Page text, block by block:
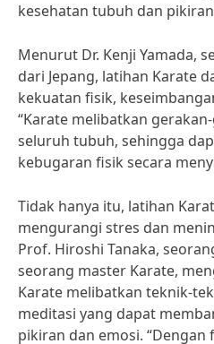
kesehatan tubuh dan
Menurut Dr. Kenji Yamada,
dari Jepang, latihan Karate
kekuatan fisik,
“Karate melibatkan
seluruh tubuh, sehingga
kebugaran fisik secara
Tidak hanya itu, latihan
mengurangi stres dan
Prof. Hiroshi Tanaka,
seorang master Karate,
Karate melibatkan teknik-
meditasi yang dapat
pikiran dan emosi.